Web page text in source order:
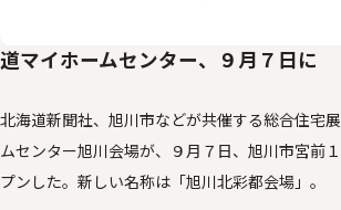
道マイホームセンター、９月７日に
北海道新聞社、旭川市などが共催する総合住宅
ムセンター旭川会場が、９月７日、旭川市宮前
プンした。新しい名称は「旭川北彩都会場」。